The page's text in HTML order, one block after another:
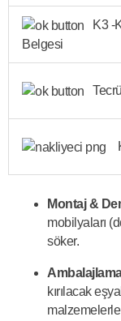
K3 -
Belgesi
Montaj &
mobilyaları
söker.
kırılacak